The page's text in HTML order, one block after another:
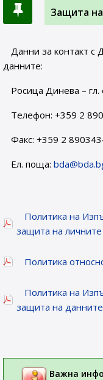
Защита
Данни за контакт с
данните:
Росица Динева –
Телефон: +359 2
Факс: +359 2
Ел. поща:
Политика на
защита на
Политика
Политика на
защита на
Важна